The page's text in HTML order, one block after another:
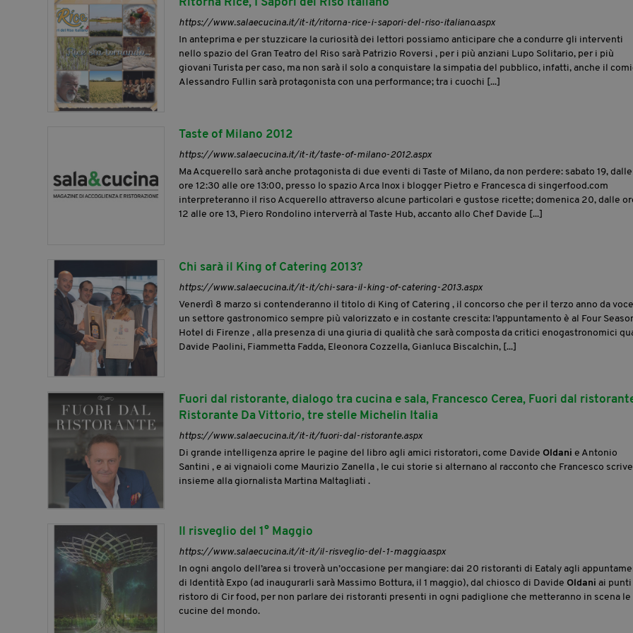
https://www.salaecucina.it/it-it/ritorna-rice-i-sapori-del-riso-italiano.aspx
In anteprima e per stuzzicare la curiosità dei lettori possiamo anticipare che a condurre gli interventi
nello spazio del Gran Teatro del Riso sarà Patrizio Roversi , per i più anziani Lupo Solitario, per i più
giovani Turista per caso, ma non sarà il solo a conquistare la simpatia del pubblico, infatti, anche il
Alessandro Fullin sarà protagonista con una performance; tra i cuochi [...]
Taste of Milano 2012
https://www.salaecucina.it/it-it/taste-of-milano-2012.aspx
Ma Acquerello sarà anche protagonista di due eventi di Taste of Milano, da non perdere: sabato 19, dalle
ore 12:30 alle ore 13:00, presso lo spazio Arca Inox i blogger Pietro e Francesca di singerfood.com
interpreteranno il riso Acquerello attraverso alcune particolari e gustose ricette; domenica 20, dalle
12 alle ore 13, Piero Rondolino interverrà al Taste Hub, accanto allo Chef Davide [...]
Chi sarà il King of Catering 2013?
https://www.salaecucina.it/it-it/chi-sara-il-king-of-catering-2013.aspx
Venerdì 8 marzo si contenderanno il titolo di King of Catering , il concorso che per il terzo anno da
un settore gastronomico sempre più valorizzato e in costante crescita: l’appuntamento è al Four
Hotel di Firenze , alla presenza di una giuria di qualità che sarà composta da critici enogastronomici
Davide Paolini, Fiammetta Fadda, Eleonora Cozzella, Gianluca Biscalchin, [...]
Fuori dal ristorante, dialogo tra cucina e sala, Francesco Cerea, Fuori dal
Ristorante Da Vittorio, tre stelle Michelin Italia
https://www.salaecucina.it/it-it/fuori-dal-ristorante.aspx
Di grande intelligenza aprire le pagine del libro agli amici ristoratori, come Davide Oldani e Antonio
Santini , e ai vignaioli come Maurizio Zanella , le cui storie si alternano al racconto che Francesco scrive
insieme alla giornalista Martina Maltagliati .
Il risveglio del 1° Maggio
https://www.salaecucina.it/it-it/il-risveglio-del-1-maggio.aspx
In ogni angolo dell’area si troverà un’occasione per mangiare: dai 20 ristoranti di Eataly agli
di Identità Expo (ad inaugurarli sarà Massimo Bottura, il 1 maggio), dal chiosco di Davide Oldani ai punti
ristoro di Cir food, per non parlare dei ristoranti presenti in ogni padiglione che metteranno in scena le
cucine del mondo.